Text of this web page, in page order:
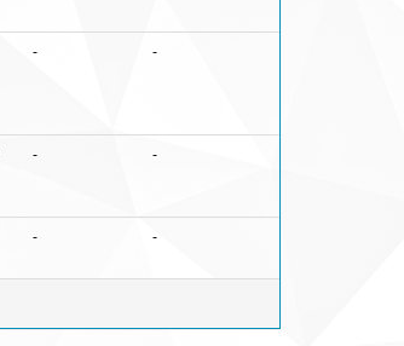
- -
- -
- -